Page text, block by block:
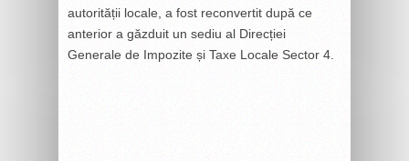
autorității locale, a fost reconvertit după ce
anterior a găzduit un sediu al Direcției
Generale de Impozite și Taxe Locale Sector 4.